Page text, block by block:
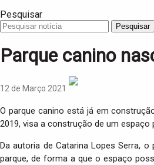
Pesquisar
Pesquisar
Parque canino
12 de Março 2021
O parque canino está já em
2019, visa a construção de um
Da autoria de Catarina Lopes Serra,
parque, de forma a que o espaço